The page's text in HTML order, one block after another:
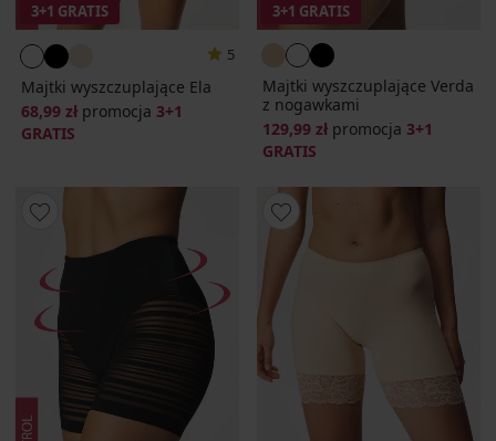
3+1 GRATIS
5
Majtki wyszczuplające Ela
68,99 zł promocja 3+1
GRATIS
3+1 GRATIS
Majtki wyszczuplające Verda
z nogawkami
129,99 zł promocja 3+1
GRATIS